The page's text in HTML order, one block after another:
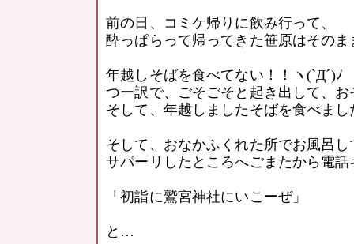
前の日、コミケ帰りに飲み行って、
酔っぱらって帰ってきた笹原はその
年越しそばを食べてない！！ヽ(`Д´)ﾉ
つー訳で、ごそごそと起き出して、
そして、年越しましたそばを食べまし
そして、おなかふくれた所でお風呂し
サパーリしたところへごまたから
「初詣に鷲宮神社にいこーぜ」
と…